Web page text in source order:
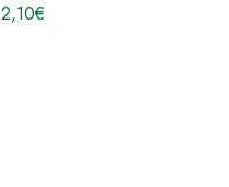
2,10€